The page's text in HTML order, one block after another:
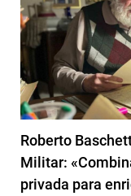
Roberto
Militar:
privada para